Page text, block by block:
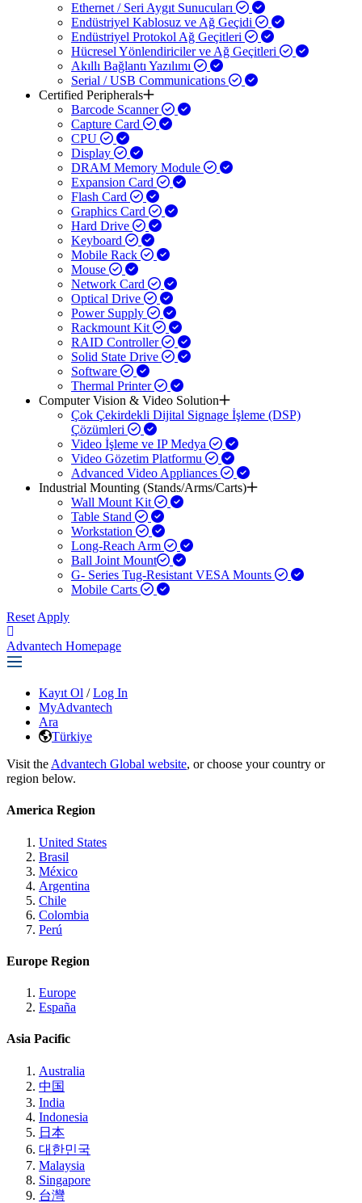
Ethernet / Seri Aygıt Sunucuları
Endüstriyel Kablosuz ve Ağ Geçidi
Endüstriyel Protokol Ağ Geçitleri
Hücresel Yönlendiriciler ve Ağ Geçitleri
Akıllı Bağlantı Yazılımı
Serial / USB Communications
Certified Peripherals
Barcode Scanner
Capture Card
CPU
Display
DRAM Memory Module
Expansion Card
Flash Card
Graphics Card
Hard Drive
Keyboard
Mobile Rack
Mouse
Network Card
Optical Drive
Power Supply
Rackmount Kit
RAID Controller
Solid State Drive
Software
Thermal Printer
Computer Vision & Video Solution
Çok Çekirdekli Dijital Signage İşleme (DSP)
Çözümleri
Video İşleme ve IP Medya
Video Gözetim Platformu
Advanced Video Appliances
Industrial Mounting (Stands/Arms/Carts)
Wall Mount Kit
Table Stand
Workstation
Long-Reach Arm
Ball Joint Mount​
G- Series Tug-Resistant VESA Mounts
Mobile Carts
Reset Apply
Advantech Homepage
Kayıt Ol / Log In
MyAdvantech
Ara
Türkiye
Visit the Advantech Global website, or choose your country or
region below.
America Region
United States
Brasil
México
Argentina
Chile
Colombia
Perú
Europe Region
Europe
España
Asia Pacific
Australia
中国
India
Indonesia
日本
대한민국
Malaysia
Singapore
台灣